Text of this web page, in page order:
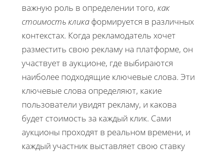
важную роль в определении того, как
стоимость клика формируется в различных
контекстах. Когда рекламодатель хочет
разместить свою рекламу на платформе, он
участвует в аукционе, где выбираются
наиболее подходящие ключевые слова. Эти
ключевые слова определяют, какие
пользователи увидят рекламу, и какова
будет стоимость за каждый клик. Сами
аукционы проходят в реальном времени, и
каждый участник выставляет свою ставку